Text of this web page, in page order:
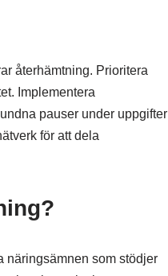
återhämtning. Prioritera
Implementera
pauser under uppgifter
för att dela
näringsämnen som stödjer